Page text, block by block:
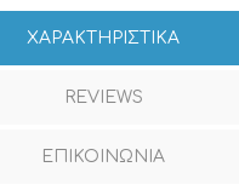
ΧΑΡΑΚΤΗΡΙΣΤΙΚΑ
REVIEWS
ΕΠΙΚΟΙΝΩΝΙΑ